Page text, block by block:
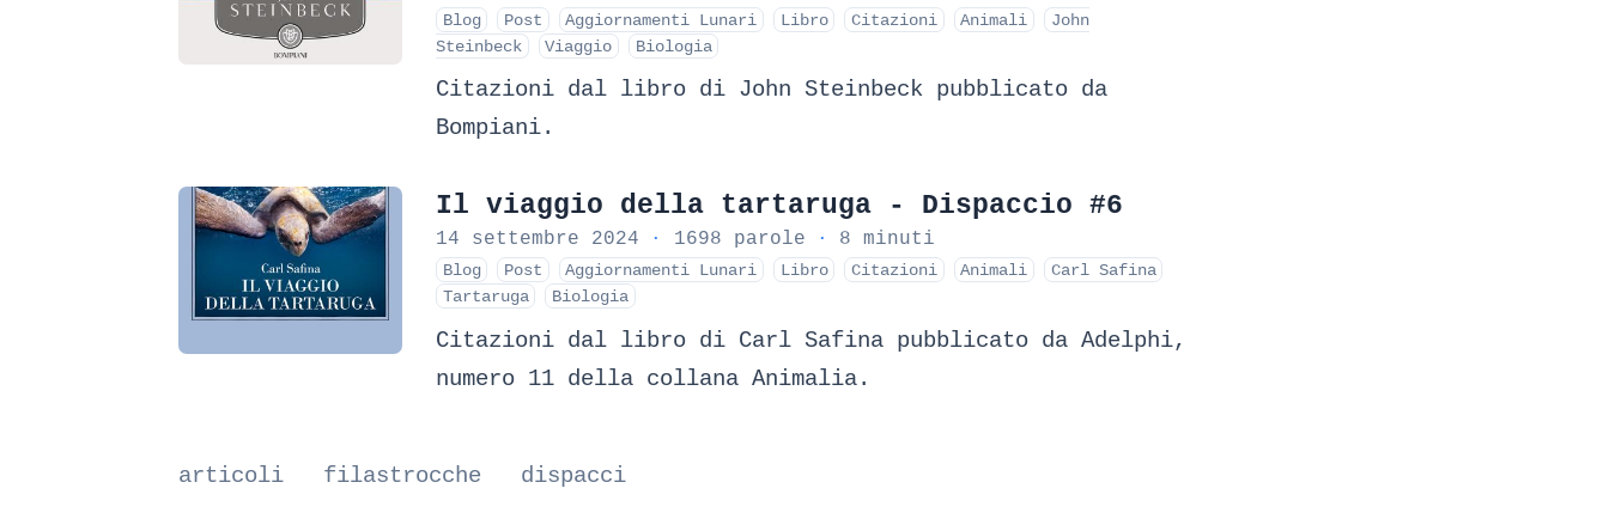
Blog Post Aggiornamenti Lunari Libro Citazioni Animali
John
Steinbeck
Viaggio Biologia
Citazioni dal libro di John Steinbeck pubblicato da
Bompiani.
Il viaggio della tartaruga - Dispaccio #6
14 settembre 2024 · 1698 parole · 8 minuti
Blog Post Aggiornamenti Lunari Libro Citazioni Animali
Carl Safina
Tartaruga
Biologia
Citazioni dal libro di Carl Safina pubblicato da Adelphi,
numero 11 della collana Animalia.
articoli filastrocche dispacci